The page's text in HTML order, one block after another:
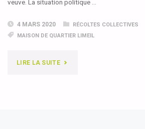
veuve. La situation politique …
4 MARS 2020
RÉCOLTES COLLECTIVES
MAISON DE QUARTIER LIMEIL
LIRE LA SUITE"UN